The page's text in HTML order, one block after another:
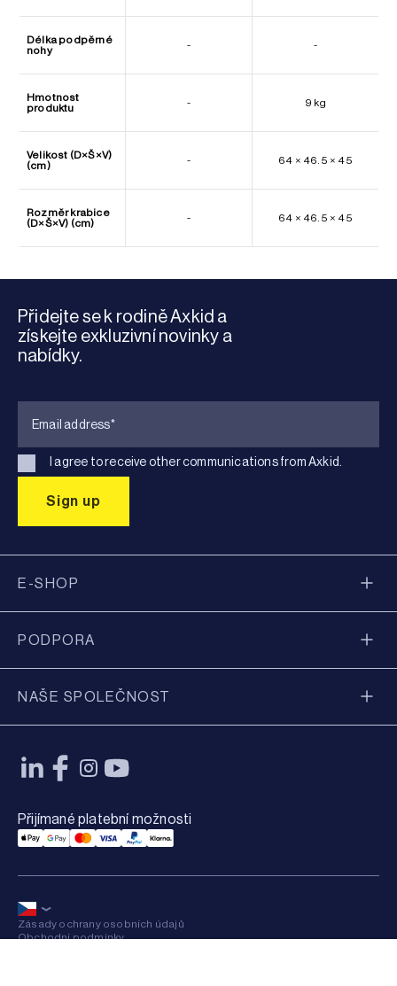
Délka podpěrné
nohy
- -
Hmotnost
produktu
- 9 kg
Velikost (D×Š×V)
(cm)
- 64 × 46.5 × 45
Rozměr krabice
(D×Š×V) (cm)
- 64 × 46.5 × 45
Přidejte se k rodině Axkid a
získejte exkluzivní novinky a
nabídky.
I agree to receive other communications from Axkid.
E-SHOP
PODPORA
NAŠE SPOLEČNOST
Přijímané platební možnosti
Applepay Payment
Googlepay Payment
Mastercard Payment
Visa Payment
Paypal Payment
Klarna Payment
Zásady ochrany osobních údajů
Obchodní podmínky